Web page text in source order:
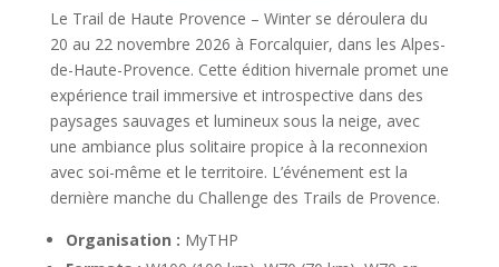
Le Trail de Haute Provence – Winter se déroulera du
20 au 22 novembre 2026 à Forcalquier, dans les Alpes-
de-Haute-Provence. Cette édition hivernale promet une
expérience trail immersive et introspective dans des
paysages sauvages et lumineux sous la neige, avec
une ambiance plus solitaire propice à la reconnexion
avec soi-même et le territoire. L’événement est la
dernière manche du Challenge des Trails de Provence.
Organisation : MyTHP